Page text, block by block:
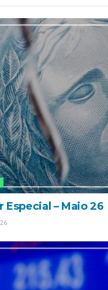
Especial – Maio 26